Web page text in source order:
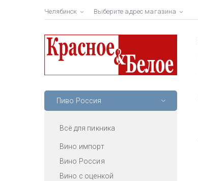
Челябинск Выберите адрес магазина
Пиво Россия
Всё для пикника
Вино импорт
Вино Россия
Вино с оценкой